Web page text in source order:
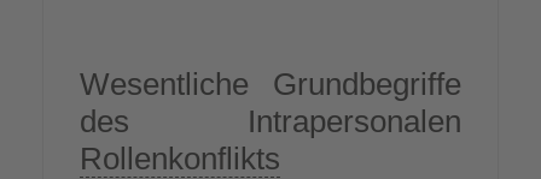
Wesentliche Grundbegriffe
des Intrapersonalen
Rollenkonflikts